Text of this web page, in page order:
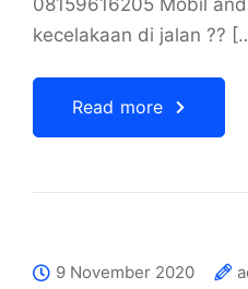
08159616205 Mobil
kecelakaan di jalan ??
Read more
9 November 2020